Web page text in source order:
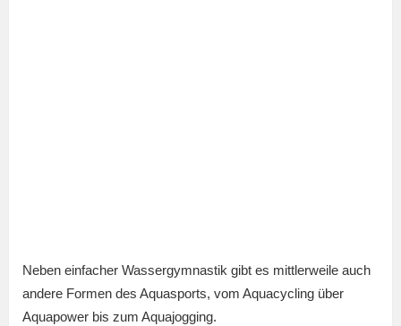
Neben einfacher Wassergymnastik gibt es mittlerweile auch
andere Formen des Aquasports, vom Aquacycling über
Aquapower bis zum Aquajogging.